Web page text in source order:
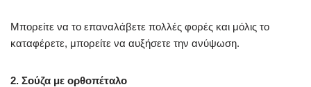
Μπορείτε να το επαναλάβετε πολλές φορές και μόλις το
καταφέρετε, μπορείτε να αυξήσετε την ανύψωση.
2. Σούζα με ορθοπέταλο